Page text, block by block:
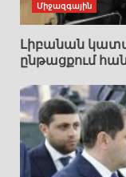
Միջազգային
Լիբանան
ընթացքում